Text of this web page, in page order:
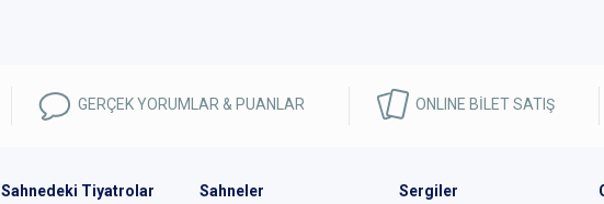
GERÇEK YORUMLAR & PUANLAR ONLINE BİLET SATIŞ
Sahnedeki Tiyatrolar Sahneler Sergiler